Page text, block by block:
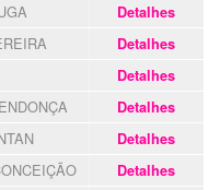
Detalhes
Detalhes
Detalhes
Detalhes
Detalhes
Detalhes